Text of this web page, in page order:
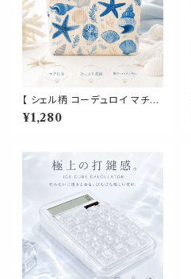
【 シェル柄 コーデュロイ マチ付
きポーチ 】海モチーフ 化粧ポー
チ トラベルポーチ 小物入れ 大
ポーチ ブルー
¥1,280